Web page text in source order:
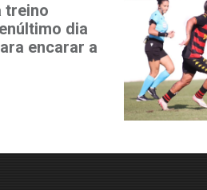
treino
dia
encarar a